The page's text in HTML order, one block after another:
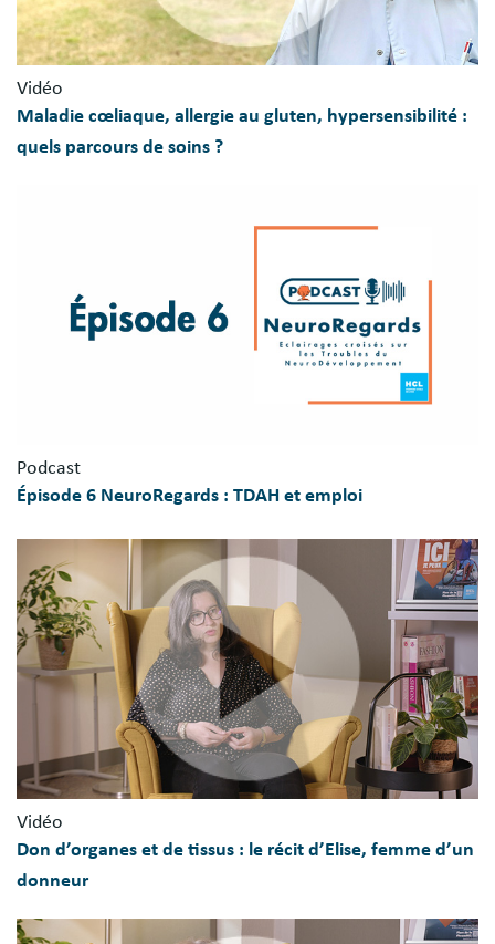
Vidéo
Maladie cœliaque, allergie au gluten, hypersensibilité :
quels parcours de soins ?
Podcast
Épisode 6 NeuroRegards : TDAH et emploi
Vidéo
Don d’organes et de tissus : le récit d’Elise, femme d’un
donneur